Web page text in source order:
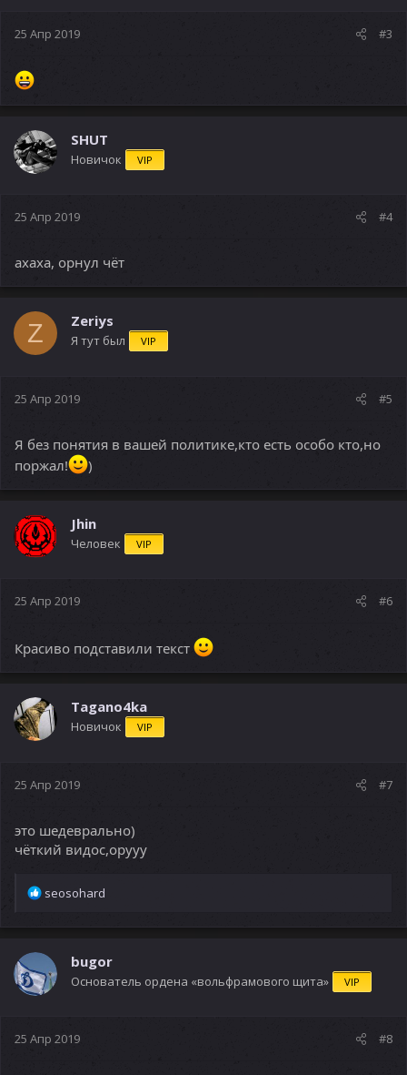
25 Апр 2019 #3
SHUT
Новичок VIP
25 Апр 2019 #4
ахаха, орнул чёт
Z Zeriys
Я тут был VIP
25 Апр 2019 #5
Я без понятия в вашей политике,кто есть особо кто,но
поржал!
)
Jhin
Человек VIP
25 Апр 2019 #6
Красиво подставили текст
Tagano4ka
Новичок VIP
25 Апр 2019 #7
это шедеврально)
чёткий видос,орууу
Р
а
ц
и
и
seosohard
bugor
Основатель ордена «вольфрамового щита» VIP
25 Апр 2019 #8